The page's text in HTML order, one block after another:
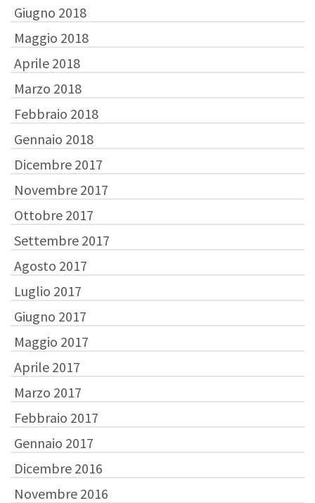
Giugno 2018
Maggio 2018
Aprile 2018
Marzo 2018
Febbraio 2018
Gennaio 2018
Dicembre 2017
Novembre 2017
Ottobre 2017
Settembre 2017
Agosto 2017
Luglio 2017
Giugno 2017
Maggio 2017
Aprile 2017
Marzo 2017
Febbraio 2017
Gennaio 2017
Dicembre 2016
Novembre 2016